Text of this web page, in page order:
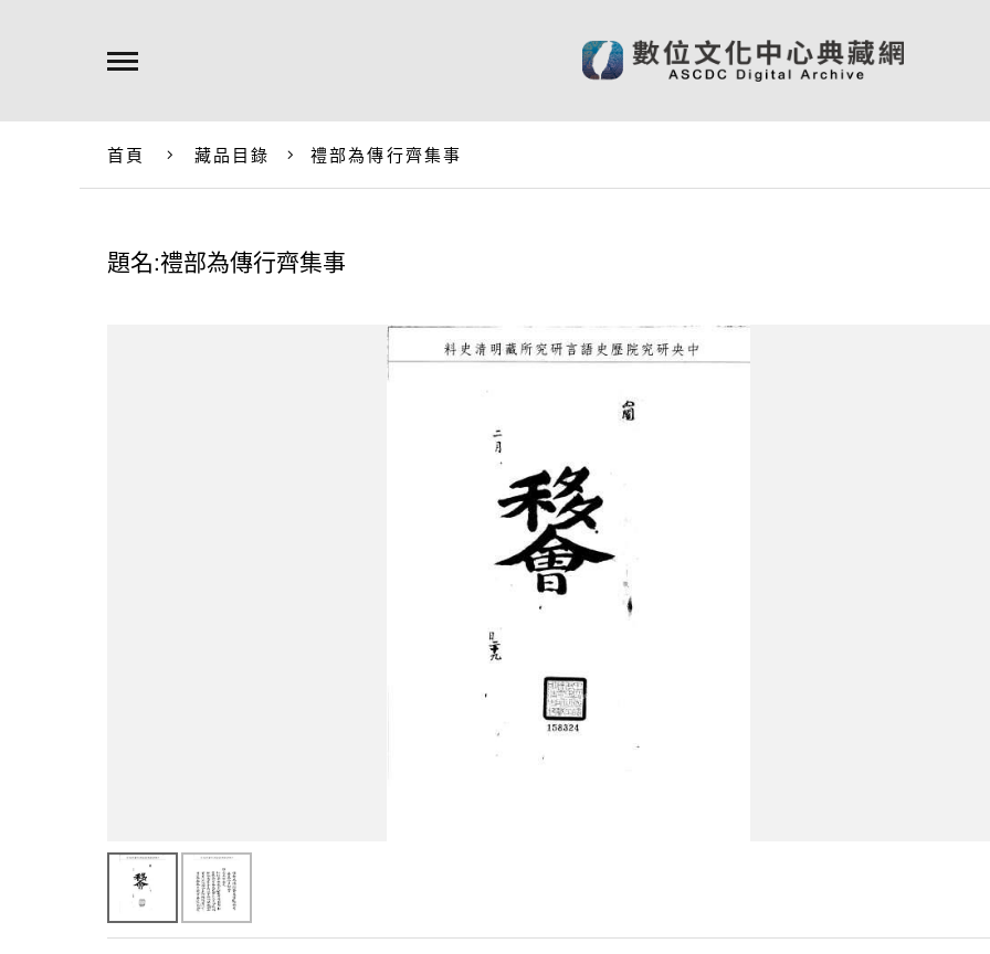
首頁 藏品目錄 禮部為傳行齊集事
題名:禮部為傳行齊集事